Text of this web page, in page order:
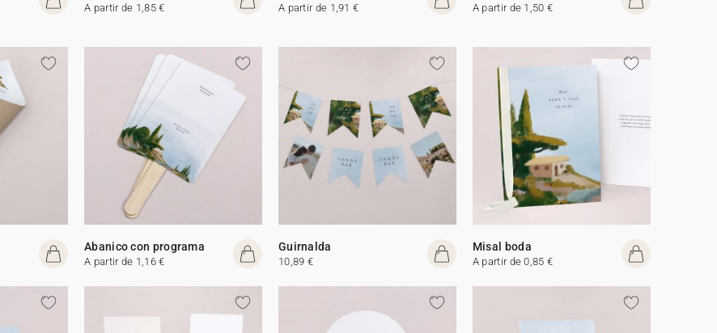
A partir de 1,85 € A partir de 1,91 € A partir de 1,50 €
Abanico con programa
A partir de 1,16 €
Guirnalda
10,89 €
Misal boda
A partir de 0,85 €